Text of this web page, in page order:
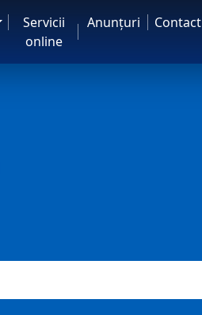
Servicii
online
Anunţuri Contact